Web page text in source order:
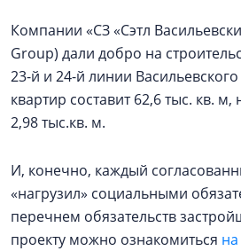
Компании «СЗ «Сэтл
Group) дали добро на
23-й и 24-й линии
квартир составит 62,6 тыс. кв.
2,98 тыс.кв. м.
И, конечно, каждый
«нагрузил» социальными
перечнем обязательств
проекту можно ознакомиться